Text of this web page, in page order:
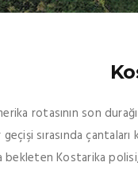
rotasının son
geçişi sırasında
bekleten Kostarika